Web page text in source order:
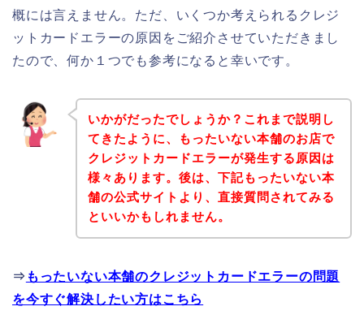
概には言えません。ただ、いくつか考えられるクレジ
ットカードエラーの原因をご紹介させていただきまし
たので、何か１つでも参考になると幸いです。
いかがだったでしょうか？これまで説明し
てきたように、もったいない本舗のお店で
クレジットカードエラーが発生する原因は
様々あります。後は、下記もったいない本
舗の公式サイトより、直接質問されてみる
といいかもしれません。
⇒ もったいない本舗のクレジットカードエラーの問題
を今すぐ解決したい方はこちら